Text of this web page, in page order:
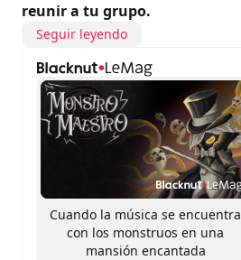
reunir a tu grupo.
Seguir leyendo
Cuando la música se encuentra
con los monstruos en una
mansión encantada